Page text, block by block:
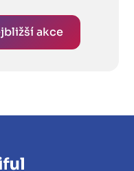
akce